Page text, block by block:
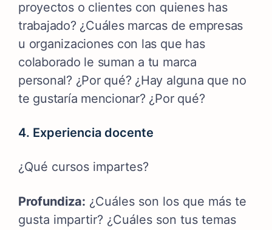
proyectos o clientes con quienes has
trabajado? ¿Cuáles marcas de empresas
u organizaciones con las que has
colaborado le suman a tu marca
personal? ¿Por qué? ¿Hay alguna que no
te gustaría mencionar? ¿Por qué?
4. Experiencia docente
¿Qué cursos impartes?
Profundiza: ¿Cuáles son los que más te
gusta impartir? ¿Cuáles son tus temas